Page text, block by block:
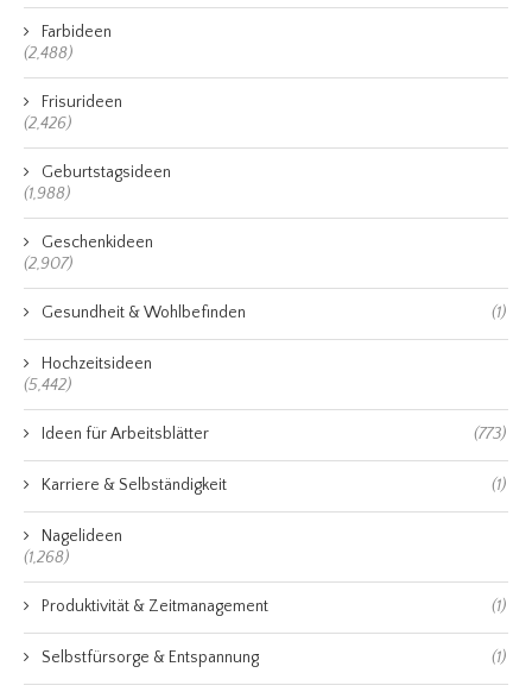
Farbideen
(2,488)
Frisurideen
(2,426)
Geburtstagsideen
(1,988)
Geschenkideen
(2,907)
Gesundheit & Wohlbefinden (1)
Hochzeitsideen
(5,442)
Ideen für Arbeitsblätter (773)
Karriere & Selbständigkeit (1)
Nagelideen
(1,268)
Produktivität & Zeitmanagement (1)
Selbstfürsorge & Entspannung (1)